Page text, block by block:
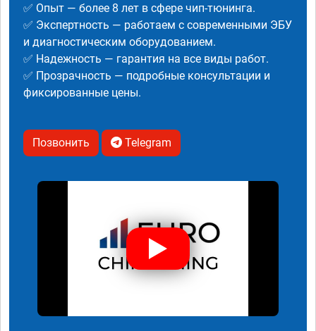
✅ Опыт — более 8 лет в сфере чип-тюнинга.
✅ Экспертность — работаем с современными ЭБУ
и диагностическим оборудованием.
✅ Надежность — гарантия на все виды работ.
✅ Прозрачность — подробные консультации и
фиксированные цены.
Позвонить Telegram